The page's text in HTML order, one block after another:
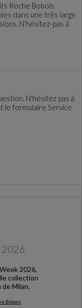
Roche Bobois
dans une très large
N'hésitez-pas à
N'hésitez pas à
le formulaire Service
2026
2026,
collection
Milan.
Bobois2026